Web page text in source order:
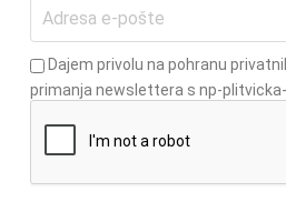
Dajem privolu na pohranu
primanja newslettera s np-